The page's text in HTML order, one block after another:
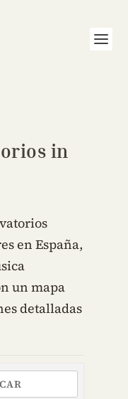
in
en España,
un mapa
detalladas